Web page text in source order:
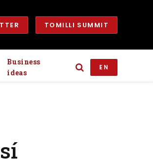
TOMILLI SUMMIT
Business
ideas
EN